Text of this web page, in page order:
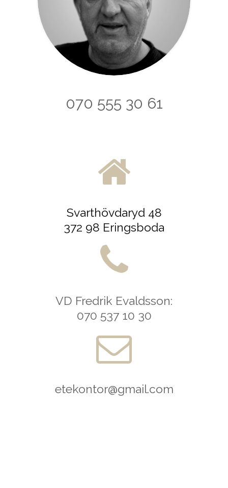
070 555 30 61
Svarthövdaryd 48
372 98 Eringsboda
VD Fredrik Evaldsson:
070 537 10 30
etekontor@gmail.com